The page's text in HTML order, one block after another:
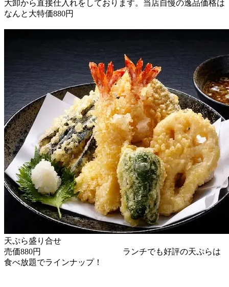
大卸から直接仕入れをしております。当店自慢の逸品価格は
なんと大特価880円
天ぷら盛り合せ
売価880円 ランチでも好評の天ぷらは
食べ放題でラインナップ！